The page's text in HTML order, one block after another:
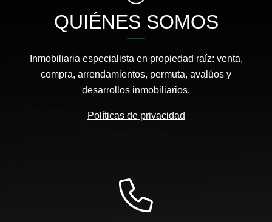
QUIÉNES SOMOS
Inmobiliaria especialista en propiedad raíz: venta,
compra, arrendamientos, permuta, avalúos y
desarrollos inmobiliarios.
Políticas de privacidad